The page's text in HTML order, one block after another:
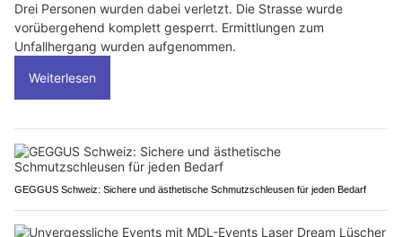
Drei Personen wurden dabei verletzt. Die Strasse wurde
vorübergehend komplett gesperrt. Ermittlungen zum
Unfallhergang wurden aufgenommen.
Weiterlesen
GEGGUS Schweiz: Sichere und ästhetische Schmutzschleusen für jeden Bedarf